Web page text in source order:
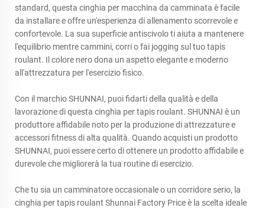
standard, questa cinghia per macchina da camminata è facile
da installare e offre un'esperienza di allenamento scorrevole e
confortevole. La sua superficie antiscivolo ti aiuta a mantenere
l'equilibrio mentre cammini, corri o fai jogging sul tuo tapis
roulant. Il colore nero dona un aspetto elegante e moderno
all'attrezzatura per l'esercizio fisico.
Con il marchio SHUNNAI, puoi fidarti della qualità e della
lavorazione di questa cinghia per tapis roulant. SHUNNAI è un
produttore affidabile noto per la produzione di attrezzature e
accessori fitness di alta qualità. Quando acquisti un prodotto
SHUNNAI, puoi essere certo di ottenere un prodotto affidabile e
durevole che migliorerà la tua routine di esercizio.
Che tu sia un camminatore occasionale o un corridore serio, la
cinghia per tapis roulant Shunnai Factory Price è la scelta ideale